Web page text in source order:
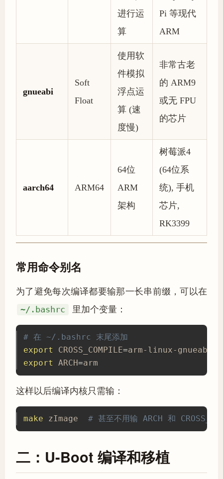
进行运
算
Pi 等现代
ARM
gnueabi
Soft
Float
使用软
件模拟
浮点运
算 (速
度慢)
非常古老
的 ARM9
或无 FPU
的芯片
aarch64 ARM64
64位
ARM
架构
树莓派4
(64位系
统), 手机
芯片,
RK3399
常用命令别名
为了避免每次编译都要输那一长串前缀，可以在
~/.bashrc
里加个变量：
# 在 ~/.bashrc 末尾添加
export
CROSS_COMPILE=
export
ARCH=arm
这样以后编译内核只需输：
make zImage # 甚至不用输 ARCH 和
二：U-Boot 编译和移植